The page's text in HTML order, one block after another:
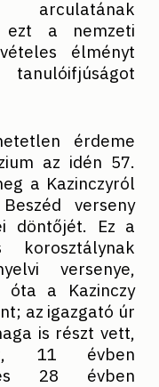
arculatának
ezt a nemzeti
élményt
érdeme
az idén 57.
a Kazinczyról
verseny
döntőjét. Ez a
versenye,
óta a Kazinczy
az igazgató úr
is részt vett,
11 évben
és 28 évben